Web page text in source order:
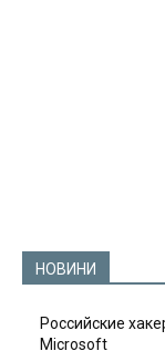
НОВИНИ
Российские
Microsoft